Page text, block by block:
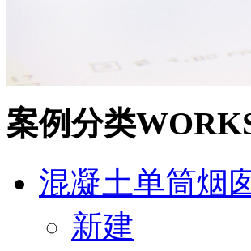
案例分类
混凝土单筒烟
新建